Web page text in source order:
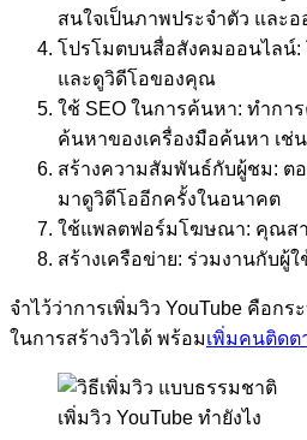
สนใจเป็นภาพประจำตัว และ
โปรโมตบนสื่อสังคมออนไลน์:
และดูวิดีโอของคุณ
ใช้ SEO ในการค้นหา: ทำกา
ค้นหาของเครื่องมือค้นหา เช่น
สร้างความสัมพันธ์กับผู้ชม: ต
มาดูวิดีโออีกครั้งในอนาคต
ใช้แพลตฟอร์มโฆษณา: คุณส
สร้างเครือข่าย: ร่วมงานกับ
จำไว้ว่าการเพิ่มวิว YouTube คือ
ในการสร้างวิวได้ พร้อมเพิ่มคนติดต
เพิ่มวิว YouTube ทำยังไง